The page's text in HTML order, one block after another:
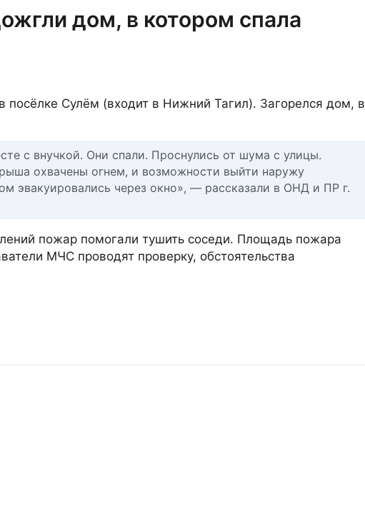
дом, в котором спала
Сулём (входит в Нижний Тагил). Загорелся дом, в
с внучкой. Они спали. Проснулись от шума с улицы.
охвачены огнем, и возможности выйти наружу
эвакуировались через окно», — рассказали в ОНД и ПР г.
пожар помогали тушить соседи. Площадь пожара
МЧС проводят проверку, обстоятельства